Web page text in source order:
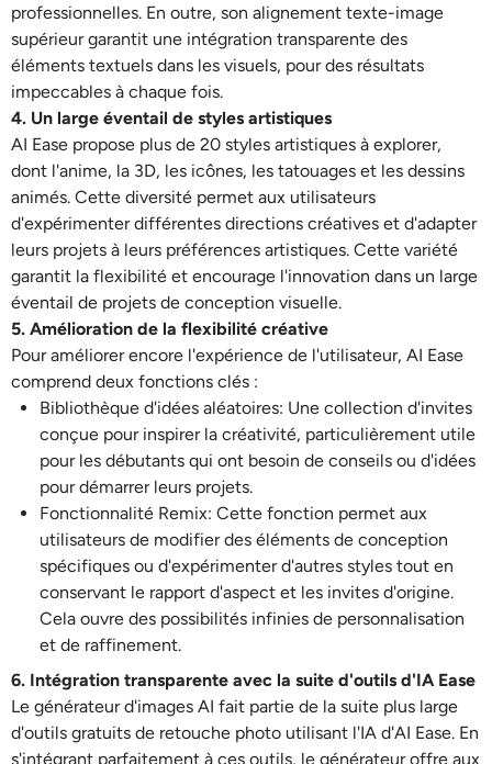
professionnelles. En outre, son alignement texte-image
supérieur garantit une intégration transparente des
éléments textuels dans les visuels, pour des résultats
impeccables à chaque fois.
4. Un large éventail de styles artistiques
AI Ease propose plus de 20 styles artistiques à explorer,
dont l'anime, la 3D, les icônes, les tatouages et les dessins
animés. Cette diversité permet aux utilisateurs
d'expérimenter différentes directions créatives et d'adapter
leurs projets à leurs préférences artistiques. Cette variété
garantit la flexibilité et encourage l'innovation dans un large
éventail de projets de conception visuelle.
5. Amélioration de la flexibilité créative
Pour améliorer encore l'expérience de l'utilisateur, AI Ease
comprend deux fonctions clés :
Bibliothèque d'idées aléatoires: Une collection d'invites
conçue pour inspirer la créativité, particulièrement utile
pour les débutants qui ont besoin de conseils ou d'idées
pour démarrer leurs projets.
Fonctionnalité Remix: Cette fonction permet aux
utilisateurs de modifier des éléments de conception
spécifiques ou d'expérimenter d'autres styles tout en
conservant le rapport d'aspect et les invites d'origine.
Cela ouvre des possibilités infinies de personnalisation
et de raffinement.
6. Intégration transparente avec la suite d'outils d'IA Ease
Le générateur d'images AI fait partie de la suite plus large
d'outils gratuits de retouche photo utilisant l'IA d'AI Ease. En
s'intégrant parfaitement à ces outils, le générateur offre aux